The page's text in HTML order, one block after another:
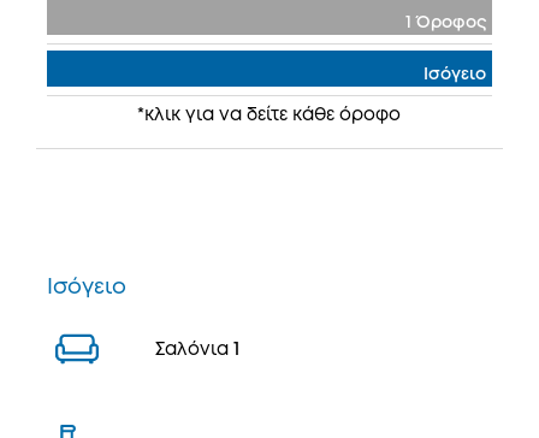
1 Όροφος
Ισόγειο
*κλικ για να δείτε κάθε όροφο
Ισόγειο
Σαλόνια